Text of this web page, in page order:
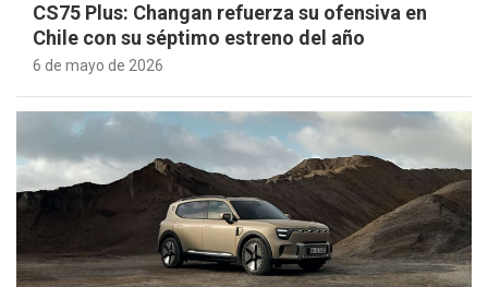
CS75 Plus: Changan refuerza su ofensiva en
Chile con su séptimo estreno del año
6 de mayo de 2026